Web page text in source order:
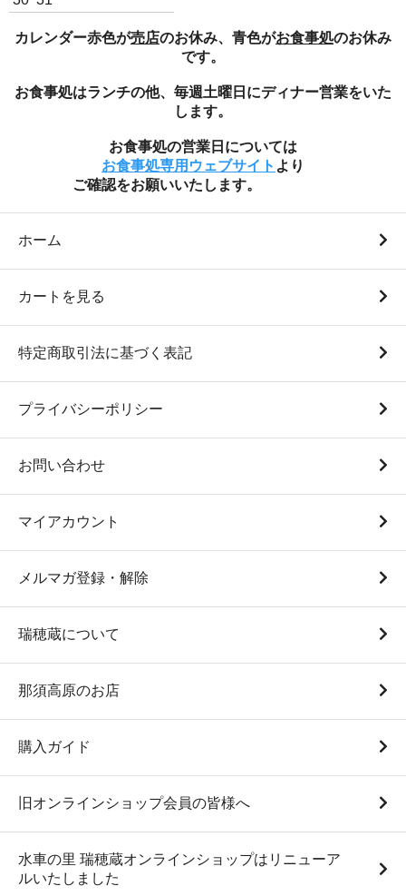
白米10Kg袋（日本一のコ
シヒカリ 令和7年度産）
9,800円(税込)
白米1Kg袋（瑞穂蔵特選米
令和7年度産）
950円(税込)
白米5Kg袋（瑞穂蔵特選米
4,750円(税込)
白米1Kg袋（”与一” 令和7
カレンダー赤色が売店のお休み、青色がお食事処のお休み
です。
お食事処はランチの他、毎週土曜日にディナー営業をいた
します。
お食事処の営業日については
お食事処専用ウェブサイト より
ご確認をお願いいたします。
ホーム
カートを見る
特定商取引法に基づく表記
プライバシーポリシー
お問い合わせ
マイアカウント
メルマガ登録・解除
瑞穂蔵について
那須高原のお店
購入ガイド
旧オンラインショップ会員の皆様へ
水車の里 瑞穂蔵オンラインショップはリニューア
ルいたしました